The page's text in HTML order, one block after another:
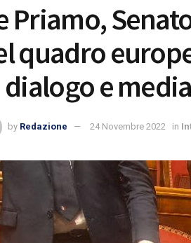
Priamo,
quadro
e
by Redazione 24 Novembre 2022 in